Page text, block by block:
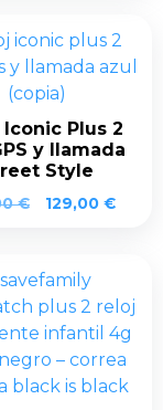
era:
149,00 €.
Iconic Plus 2
y llamada
Style
€
El
era:
149,00 €.
129,00 €El